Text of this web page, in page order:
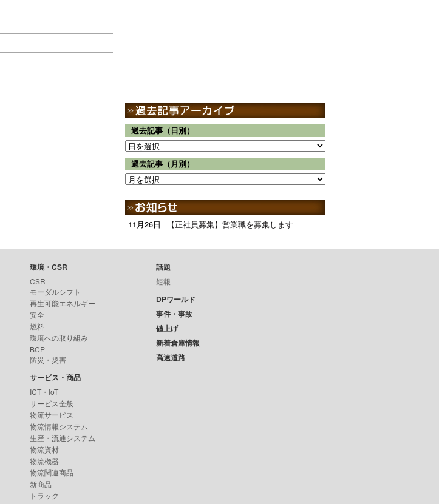
過去記事（日別）
過去記事（月別）
11月26日 【正社員募集】営業職を募集します
環境・CSR
CSR
モーダルシフト
再生可能エネルギー
安全
燃料
環境への取り組み
BCP
防災・災害
サービス・商品
ICT・IoT
サービス全般
物流サービス
物流情報システム
生産・流通システム
物流資材
物流機器
物流関連商品
新商品
トラック
話題
短報
DPワールド
事件・事故
値上げ
新着倉庫情報
高速道路